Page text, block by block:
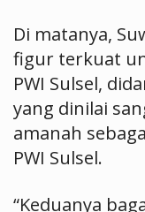
Di matanya,
figur terkuat
PWI Sulsel,
yang dinilai
amanah
PWI Sulsel.
“Keduanya